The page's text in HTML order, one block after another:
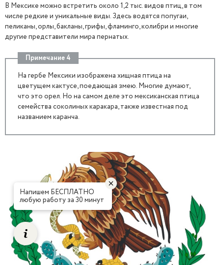
В Мексике можно встретить около 1,2 тыс. видов птиц, в том
числе редкие и уникальные виды. Здесь водятся попугаи,
пеликаны, орлы, бакланы, грифы, фламинго, колибри и многие
другие представители мира пернатых.
Примечание 4
На гербе Мексики изображена хищная птица на
цветущем кактусе, поедающая змею. Многие думают,
что это орел. Но на самом деле это мексиканская птица
семейства соколиных каракара, также известная под
названием каранча.
Напишем БЕСПЛАТНО
любую работу за 30 минут